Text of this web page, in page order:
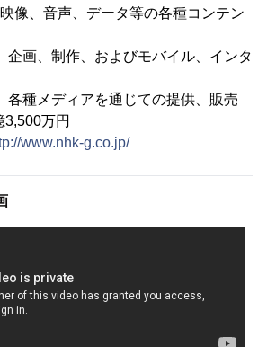
、データ等の各種コンテン
およびモバイル、インタ
を通じての提供、販売
万円
www.nhk-g.co.jp/